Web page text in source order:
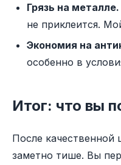
Грязь на металле.
не приклеится.
Экономия на
особенно в
Итог: что вы
После
заметно тише. Вы